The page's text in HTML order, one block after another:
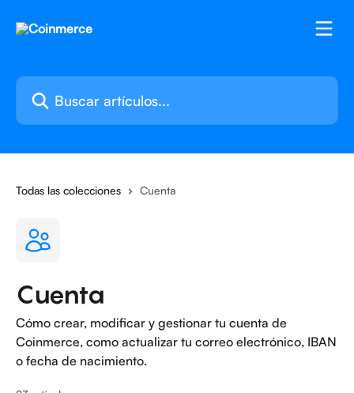
Buscar artículos...
Todas las colecciones Cuenta
Cuenta
Cómo crear, modificar y gestionar tu cuenta de
Coinmerce, como actualizar tu correo electrónico, IBAN
o fecha de nacimiento.